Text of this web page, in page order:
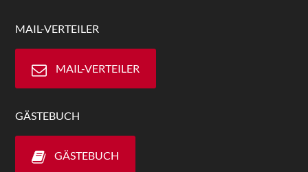
MAIL-VERTEILER
MAIL-VERTEILER
GÄSTEBUCH
GÄSTEBUCH